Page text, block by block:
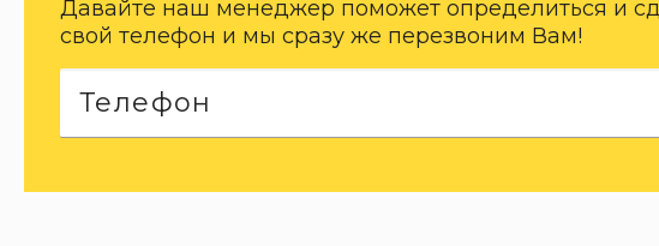
Давайте наш менеджер поможет определиться и
свой телефон и мы сразу же перезвоним Вам!